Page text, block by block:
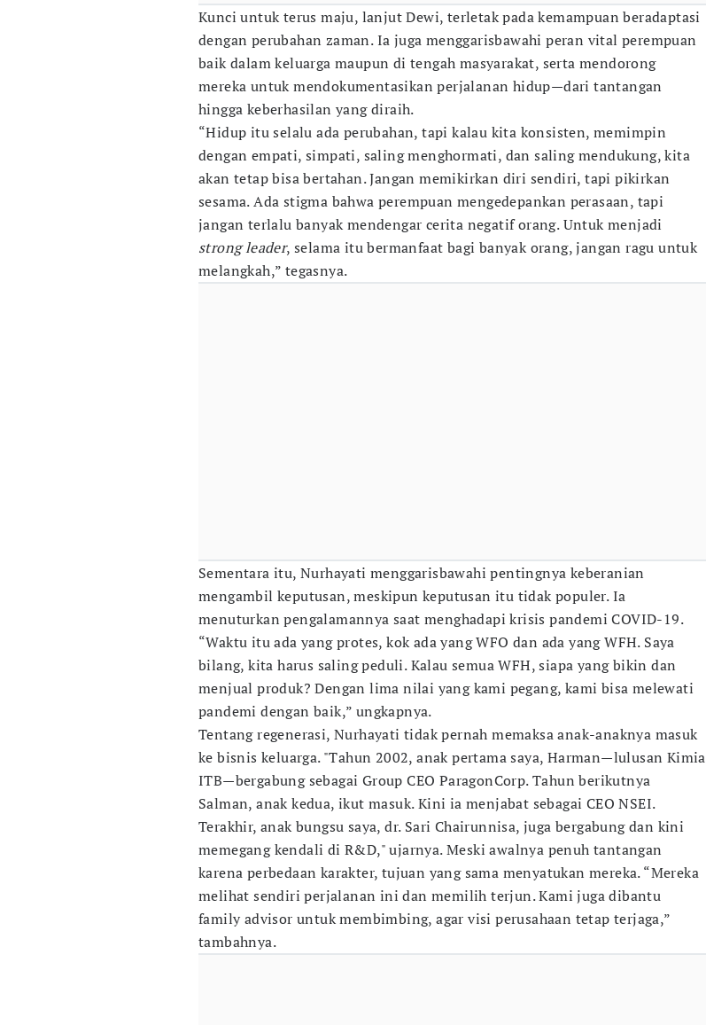
Kunci untuk terus maju, lanjut Dewi, terletak pada kemampuan beradaptasi
dengan perubahan zaman. Ia juga menggarisbawahi peran vital perempuan
baik dalam keluarga maupun di tengah masyarakat, serta mendorong
mereka untuk mendokumentasikan perjalanan hidup—dari tantangan
hingga keberhasilan yang diraih.
“Hidup itu selalu ada perubahan, tapi kalau kita konsisten, memimpin
dengan empati, simpati, saling menghormati, dan saling mendukung, kita
akan tetap bisa bertahan. Jangan memikirkan diri sendiri, tapi pikirkan
sesama. Ada stigma bahwa perempuan mengedepankan perasaan, tapi
jangan terlalu banyak mendengar cerita negatif orang. Untuk menjadi
strong leader, selama itu bermanfaat bagi banyak orang, jangan ragu untuk
melangkah,” tegasnya.
Sementara itu, Nurhayati menggarisbawahi pentingnya keberanian
mengambil keputusan, meskipun keputusan itu tidak populer. Ia
menuturkan pengalamannya saat menghadapi krisis pandemi COVID-19.
“Waktu itu ada yang protes, kok ada yang WFO dan ada yang WFH. Saya
bilang, kita harus saling peduli. Kalau semua WFH, siapa yang bikin dan
menjual produk? Dengan lima nilai yang kami pegang, kami bisa melewati
pandemi dengan baik,” ungkapnya.
Tentang regenerasi, Nurhayati tidak pernah memaksa anak-anaknya masuk
ke bisnis keluarga. "Tahun 2002, anak pertama saya, Harman—lulusan Kimia
ITB—bergabung sebagai Group CEO ParagonCorp. Tahun berikutnya
Salman, anak kedua, ikut masuk. Kini ia menjabat sebagai CEO NSEI.
Terakhir, anak bungsu saya, dr. Sari Chairunnisa, juga bergabung dan kini
memegang kendali di R&D," ujarnya. Meski awalnya penuh tantangan
karena perbedaan karakter, tujuan yang sama menyatukan mereka. “Mereka
melihat sendiri perjalanan ini dan memilih terjun. Kami juga dibantu
family advisor untuk membimbing, agar visi perusahaan tetap terjaga,”
tambahnya.